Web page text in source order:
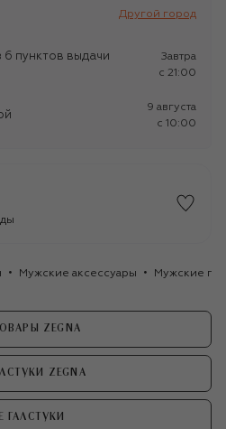
Другой город
6 пунктов выдачи
Завтра
c 21:00
9 августа
c 10:00
Мужские аксессуары Мужские
ZEGNA
ZEGNA
ГАЛСТУКИ